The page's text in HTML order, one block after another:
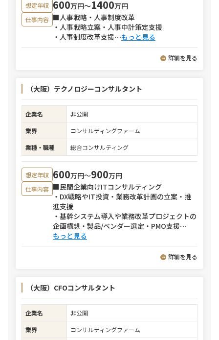
想定年収 600万円〜1400万円
仕事内容 ■人事戦略・人事制度改革
・人事戦略立案・人事中計策定支援
・人事制度改革支援⋯もっと見る
詳細を見る
（大阪）テクノロジーコンサルタント
企業名
非公開
業界
コンサルティングファーム
業種・職種
総合コンサルティング
想定年収 600万円〜900万円
仕事内容 ■民間企業向けITコンサルティング
・DX戦略やIT投資・業務改革計画の立案・推
進支援
・基幹システム導入や業務改革プロジェクトの
企画構想・製品/ベンダー選定・PMO支援⋯
もっと見る
詳細を見る
（大阪）CFOコンサルタント
企業名
非公開
業界
コンサルティングファーム